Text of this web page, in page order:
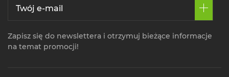
Zapisz się do newslettera i otrzymuj bieżące informacje
na temat promocji!